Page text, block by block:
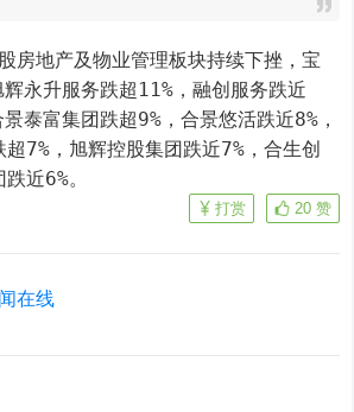
房地产及物业管理板块持续下挫，宝
永升服务跌超11%，融创服务跌近
泰富集团跌超9%，合景悠活跌近8%，
7%，旭辉控股集团跌近7%，合生创
近6%。
20 赞
打赏
在线